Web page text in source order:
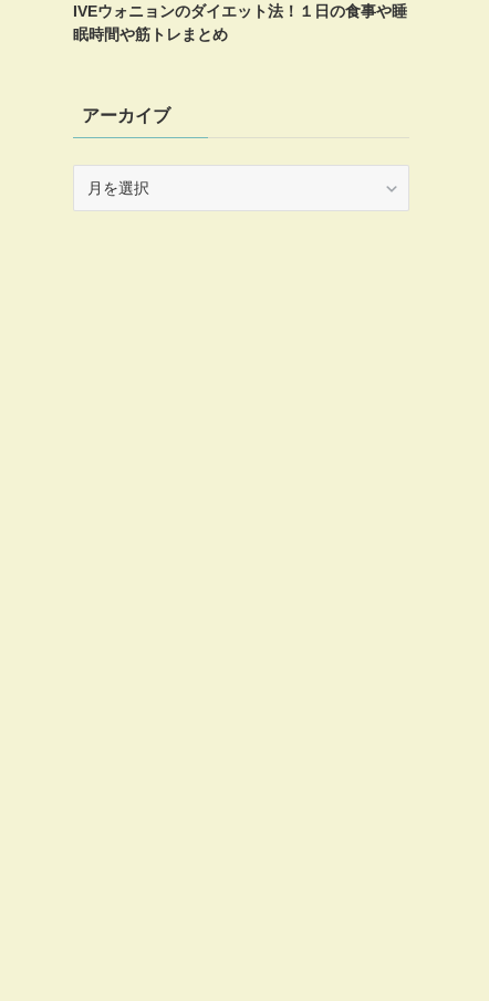
IVEウォニョンのダイエット法！１日の食事や睡
眠時間や筋トレまとめ
アーカイブ